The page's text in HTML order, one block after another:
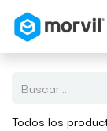
Todos los